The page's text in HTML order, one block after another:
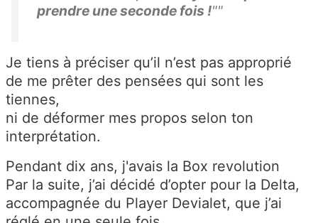
prendre une seconde fois !""
Je tiens à préciser qu’il n’est pas approprié
de me prêter des pensées qui sont les
tiennes,
ni de déformer mes propos selon ton
interprétation.
Pendant dix ans, j'avais la Box revolution
Par la suite, j’ai décidé d’opter pour la Delta,
accompagnée du Player Devialet, que j’ai